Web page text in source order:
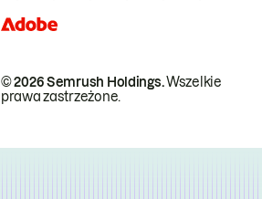
© 2026 Semrush Holdings.Wszelkie
prawa zastrzeżone.